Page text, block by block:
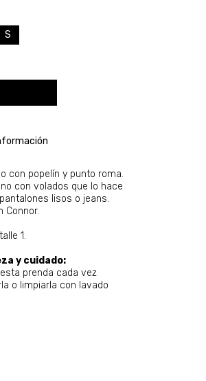
S
con popelín y punto roma.
con volados que lo hace
lisos o jeans.
Connor.
1.
y cuidado:
prenda cada vez
o limpiarla con lavado